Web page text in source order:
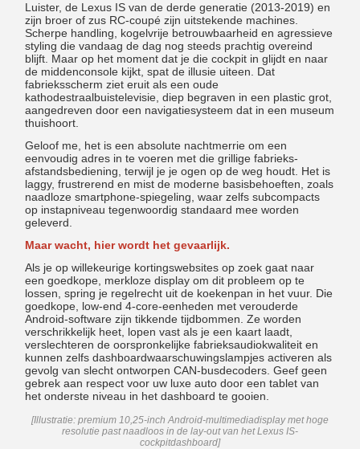
Luister, de Lexus IS van de derde generatie (2013-2019) en
zijn broer of zus RC-coupé zijn uitstekende machines.
Scherpe handling, kogelvrije betrouwbaarheid en agressieve
styling die vandaag de dag nog steeds prachtig overeind
blijft. Maar op het moment dat je die cockpit in glijdt en naar
de middenconsole kijkt, spat de illusie uiteen. Dat
fabrieksscherm ziet eruit als een oude
kathodestraalbuistelevisie, diep begraven in een plastic grot,
aangedreven door een navigatiesysteem dat in een museum
thuishoort.
Geloof me, het is een absolute nachtmerrie om een ​​
eenvoudig adres in te voeren met die grillige fabrieks-
afstandsbediening, terwijl je je ogen op de weg houdt. Het is
laggy, frustrerend en mist de moderne basisbehoeften, zoals
naadloze smartphone-spiegeling, waar zelfs subcompacts
op instapniveau tegenwoordig standaard mee worden
geleverd.
Maar wacht, hier wordt het gevaarlijk.
Als je op willekeurige kortingswebsites op zoek gaat naar
een goedkope, merkloze display om dit probleem op te
lossen, spring je regelrecht uit de koekenpan in het vuur. Die
goedkope, low-end 4-core-eenheden met verouderde
Android-software zijn tikkende tijdbommen. Ze worden
verschrikkelijk heet, lopen vast als je een kaart laadt,
verslechteren de oorspronkelijke fabrieksaudiokwaliteit en
kunnen zelfs dashboardwaarschuwingslampjes activeren als
gevolg van slecht ontworpen CAN-busdecoders. Geef geen
gebrek aan respect voor uw luxe auto door een tablet van
het onderste niveau in het dashboard te gooien.
[Illustratie: premium 10,25-inch Android-multimediadisplay met hoge
resolutie past naadloos in de lay-out van het Lexus IS-
cockpitdashboard]